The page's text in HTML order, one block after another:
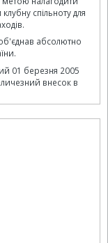
спільноту для
абсолютно
01 березня 2005
внесок в